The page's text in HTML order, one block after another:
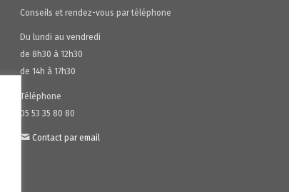
Conseils et rendez-vous par téléphone
Du lundi au vendredi
de 8h30 à 12h30
de 14h à 17h30
Téléphone
05 53 35 80 80
Contact par email